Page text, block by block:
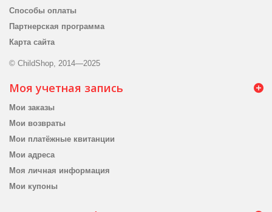
Способы оплаты
Партнерская программа
Карта сайта
© ChildShop, 2014—2025
Моя учетная запись
Мои заказы
Мои возвраты
Мои платёжные квитанции
Мои адреса
Моя личная информация
Мои купоны